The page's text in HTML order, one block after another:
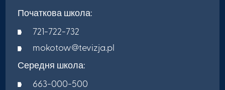
Початкова школа:
721-722-732
mokotow@tevizja.pl
Середня школа:
663-000-500